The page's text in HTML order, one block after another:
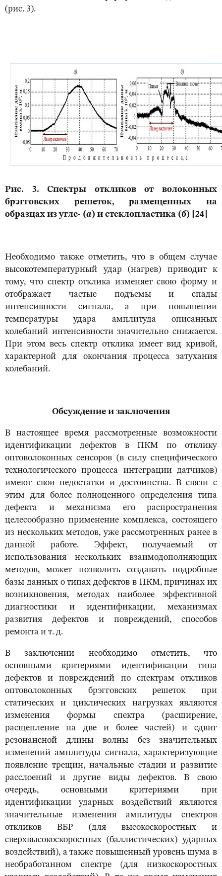
(рис. 3).
Рис. 3. Спектры откликов от волоконных
брэгговских решеток, размещенных на
образцах из угле- (а) и стеклопластика (б) [24]
Необходимо также отметить, что в общем случае
высокотемпературный удар (нагрев) приводит к
тому, что спектр отклика изменяет свою форму и
отображает частые подъемы и спады
интенсивности сигнала, а при повышении
температуры удара амплитуда описанных
колебаний интенсивности значительно снижается.
При этом весь спектр отклика имеет вид кривой,
характерной для окончания процесса затухания
колебаний.
Обсуждение и заключения
В настоящее время рассмотренные возможности
идентификации дефектов в ПКМ по отклику
оптоволоконных сенсоров (в силу специфического
технологического процесса интеграции датчиков)
имеют свои недостатки и достоинства. В связи с
этим для более полноценного определения типа
дефекта и механизма его распространения
целесообразно применение комплекса, состоящего
из нескольких методов, уже рассмотренных ранее в
данной работе. Эффект, получаемый от
использования нескольких взаимодополняющих
методов, может позволить создавать подробные
базы данных о типах дефектов в ПКМ, причинах их
возникновения, методах наиболее эффективной
диагностики и идентификации, механизмах
развития дефектов и повреждений, способов
ремонта и т. д.
В заключении необходимо отметить, что
основными критериями идентификации типа
дефектов и повреждений по спектрам откликов
оптоволоконных брэгговских решеток при
статических и циклических нагрузках являются
изменения формы спектра (расширение,
расщепление на две и более частей) и сдвиг
резонансной длины волны без значительных
изменений амплитуды сигнала, характеризующие
появление трещин, начальные стадии и развитие
расслоений и другие виды дефектов. В свою
очередь, основными критериями при
идентификации ударных воздействий являются
значительные изменения амплитуды спектров
откликов ВБР (для высокоскоростных и
сверхвысокоскоростных (баллистических) ударных
воздействий), а также повышенный уровень шума в
необработанном спектре (для низкоскоростных